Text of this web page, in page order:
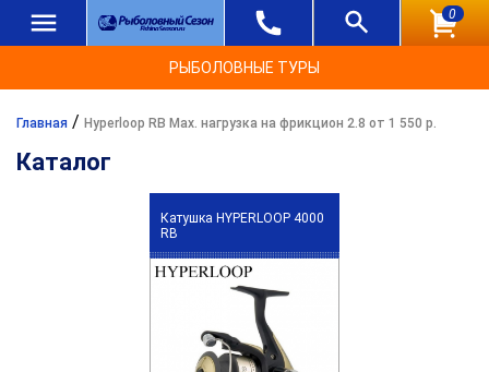
0
РЫБОЛОВНЫЕ ТУРЫ
Главная / Hyperloop RB Max. нагрузка на фрикцион 2.8 от 1 550 р.
Каталог
Катушка HYPERLOOP 4000
RB